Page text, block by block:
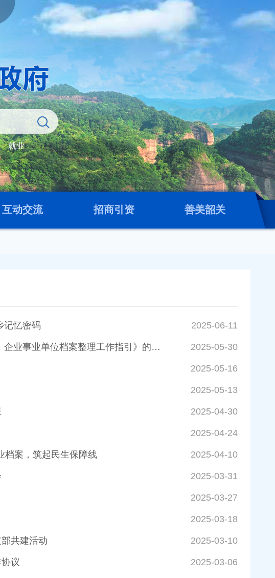
就业
互动交流 招商引资 善美韶关
记忆密码 2025-06-11
韶关市档案局 韶关市档案馆关于印发《韶关市直机关、团体、企业事业单位档案整理工作指引》的通知 2025-05-30
2025-05-16
2025-05-13
2025-04-30
2025-04-24
案，筑起民生保障线 2025-04-10
2025-03-31
2025-03-27
2025-03-18
共建活动 2025-03-10
议 2025-03-06